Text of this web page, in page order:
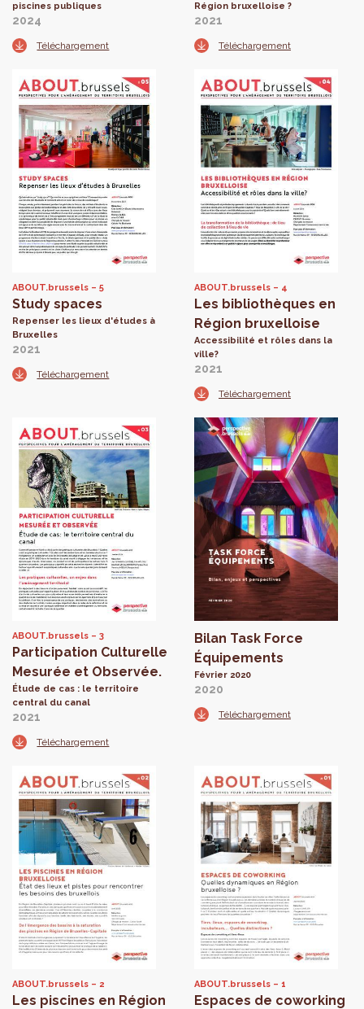
piscines publiques
2024
Téléchargement
Région bruxelloise ?
2021
Téléchargement
ABOUT.brussels 5
Study spaces
Repenser les lieux d'études à
Bruxelles
2021
Téléchargement
ABOUT.brussels 4
Les bibliothèques en
Région bruxelloise
Accessibilité et rôles dans la
ville?
2021
Téléchargement
ABOUT.brussels 3
Participation Culturelle
Mesurée et Observée.
Étude de cas : le territoire
central du canal
2021
Téléchargement
Bilan Task Force
Équipements
Février 2020
2020
Téléchargement
ABOUT.brussels 2
Les piscines en Région
ABOUT.brussels 1
Espaces de coworking